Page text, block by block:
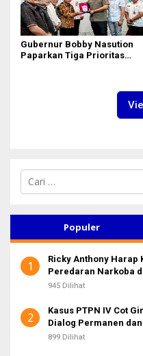
Gubernur Bobby Nasution
Paparkan Tiga Prioritas
C
i
n
u
k
Populer
1
Ricky Anthony Harap
Peredaran Narkoba
945 Dilihat
2
Kasus PTPN IV Cot
Dialog Permanen
899 Dilihat